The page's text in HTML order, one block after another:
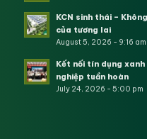
KCN sinh thái –
của tương lai
August 5, 2026 - 9:16 am
Kết nối tín dụng
nghiệp tuần hoàn
July 24, 2026 - 5:00 pm